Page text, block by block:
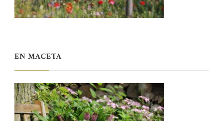
EN MACETA